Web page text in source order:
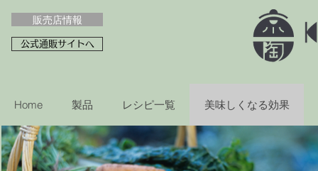
販売店情報
公式通販サイトへ
Home 製品 レシピ一覧 美味しくなる効果